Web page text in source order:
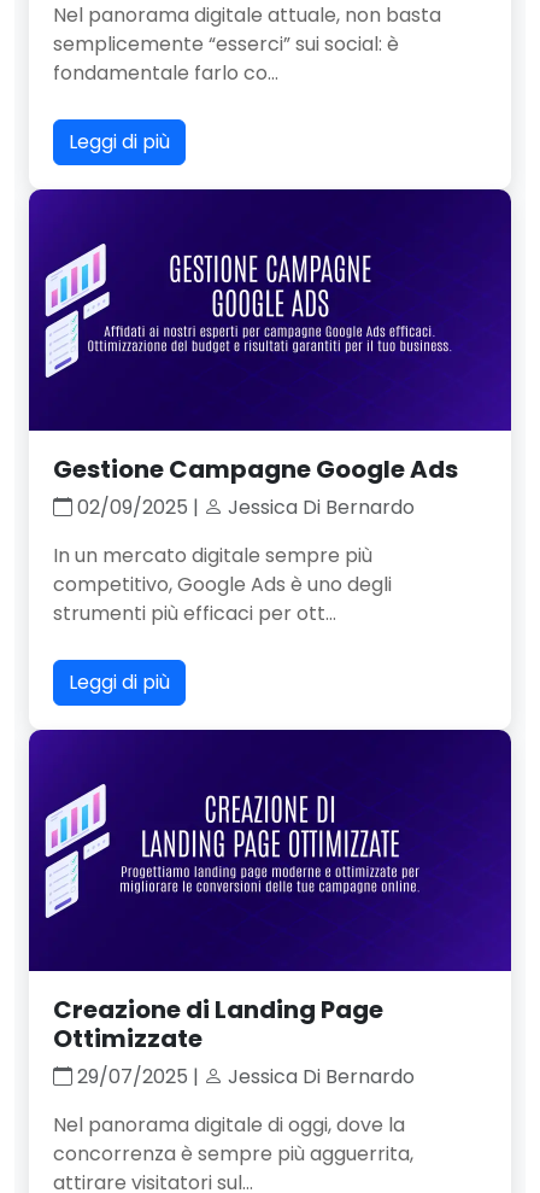
Nel panorama digitale attuale, non basta
semplicemente “esserci” sui social: è
fondamentale farlo co...
Leggi di più
Gestione Campagne Google Ads
02/09/2025 |
Jessica Di Bernardo
In un mercato digitale sempre più
competitivo, Google Ads è uno degli
strumenti più efficaci per ott...
Leggi di più
Creazione di Landing Page
Ottimizzate
29/07/2025 |
Jessica Di Bernardo
Nel panorama digitale di oggi, dove la
concorrenza è sempre più agguerrita,
attirare visitatori sul...